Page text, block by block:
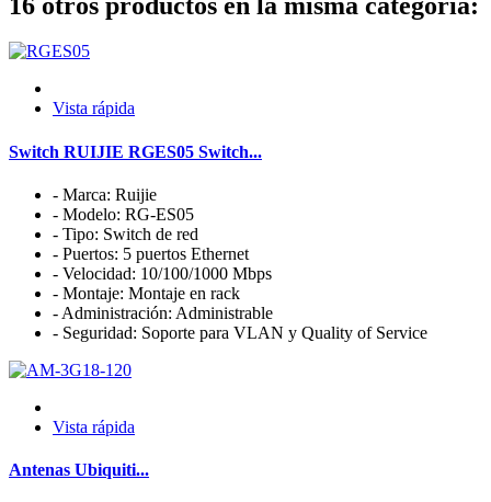
Vista rápida
Switch RUIJIE RGES05 Switch...
- Marca: Ruijie
- Modelo: RG-ES05
- Tipo: Switch de red
- Puertos: 5 puertos Ethernet
- Velocidad: 10/100/1000 Mbps
- Montaje: Montaje en rack
- Administración: Administrable
- Seguridad: Soporte para VLAN y Quality of Service
Vista rápida
Antenas Ubiquiti...